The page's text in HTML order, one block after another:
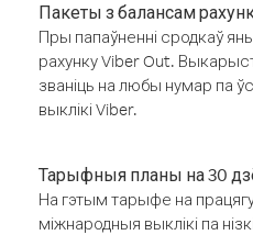
Пакеты з балансам
Пры папаўненні сродкаў
рахунку Viber Out.
званіць на любы нумар па
выклікі Viber.
Тарыфныя планы на 30
На гэтым тарыфе на
міжнародныя выклікі па